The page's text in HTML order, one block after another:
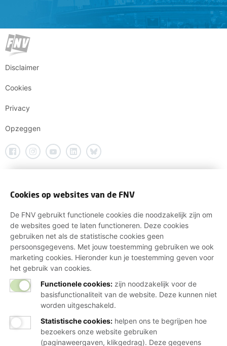
Disclaimer
Cookies
Privacy
Opzeggen
Cookies op websites van de FNV
De FNV gebruikt functionele cookies die noodzakelijk zijn om
de websites goed te laten functioneren. Deze cookies
gebruiken net als de statistische cookies geen
persoonsgegevens. Met jouw toestemming gebruiken we ook
marketing cookies. Hieronder kun je toestemming geven voor
het gebruik van cookies.
Functionele cookies: zijn noodzakelijk voor de
basisfunctionaliteit van de website. Deze kunnen niet
worden uitgeschakeld.
Statistische cookies: helpen ons te begrijpen hoe
bezoekers onze website gebruiken
(paginaweergaven, klikgedrag). Deze gegevens